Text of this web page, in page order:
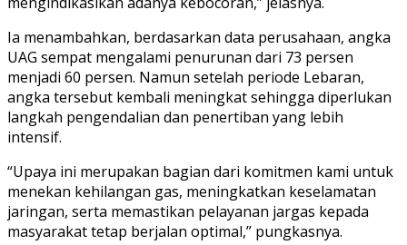
Ia menambahkan, berdasarkan data perusahaan, angka
UAG sempat mengalami penurunan dari 73 persen
menjadi 60 persen. Namun setelah periode Lebaran,
angka tersebut kembali meningkat sehingga diperlukan
langkah pengendalian dan penertiban yang lebih
intensif.
“Upaya ini merupakan bagian dari komitmen kami untuk
menekan kehilangan gas, meningkatkan keselamatan
jaringan, serta memastikan pelayanan jargas kepada
masyarakat tetap berjalan optimal,” pungkasnya.